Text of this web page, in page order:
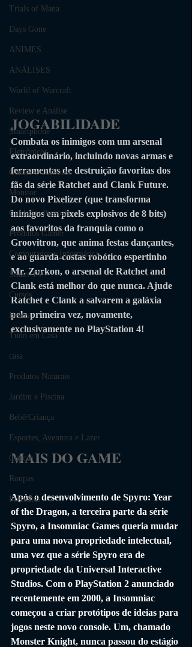
Trials of Mana
Days Gone
ANIMES
ANÁLISES
World of Warcraft
Review e Análise
Smartphone
Eletrônicos
Games e Consoles
Monitor
Cuidados Pessoais
Produtos Gamer
Computador e Informática
Smart TV
Cursos
Beleza
Tudo em Casa
casa
Produtos Naturais
Jardim e Piscina
Bebê/Criança
Esportes, Aventura e Lazer
Cupom
Roupas
Presentes
JOGABILIDADE
Combata os inimigos com um arsenal
extraordinário, incluindo novas armas e
ferramentas de destruição favoritas dos
fãs da série Ratchet and Clank Future.
Do novo Pixelizer (que transforma
inimigos em pixels explosivos de 8 bits)
aos favoritos da franquia como o
Groovitron, que anima festas dançantes,
e ao guarda-costas robótico espertinho
Mr. Zurkon, o arsenal de Ratchet and
Clank está melhor do que nunca. Ajude
Ratchet e Clank a salvarem a galáxia
pela primeira vez, novamente,
exclusivamente no PlayStation 4!
MAIS DO GAME
Após o desenvolvimento de Spyro: Year
of the Dragon, a terceira parte da série
Spyro, a Insomniac Games queria mudar
para uma nova propriedade intelectual,
uma vez que a série Spyro era de
propriedade da Universal Interactive
Studios. Com o PlayStation 2 anunciado
recentemente em 2000, a Insomniac
começou a criar protótipos de ideias para
jogos neste novo console. Um, chamado
Monster Knight, nunca passou do estágio